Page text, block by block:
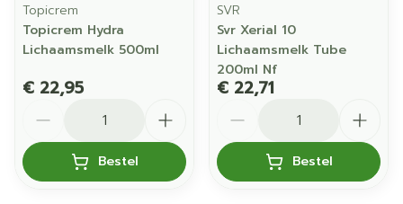
Topicrem
Topicrem Hydra
Lichaamsmelk 500ml
€ 22,95
Bestel
SVR
Svr Xerial 10
Lichaamsmelk Tube
200ml Nf
€ 22,71
Bestel